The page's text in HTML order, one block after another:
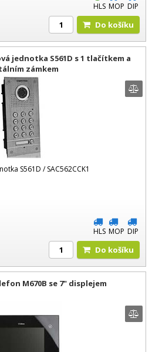
HLS MOP DIP
Do košíku
jednotka S561D s 1 tlačítkem a
zámkem
S561D / SAC562CCK1
HLS MOP DIP
Do košíku
M670B se 7" displejem